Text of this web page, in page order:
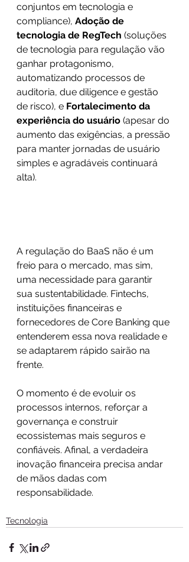
conjuntos em tecnologia e
compliance), Adoção de
tecnologia de RegTech (soluções
de tecnologia para regulação vão
ganhar protagonismo,
automatizando processos de
auditoria, due diligence e gestão
de risco), e Fortalecimento da
experiência do usuário (apesar do
aumento das exigências, a pressão
para manter jornadas de usuário
simples e agradáveis continuará
alta).
A regulação do BaaS não é um
freio para o mercado, mas sim,
uma necessidade para garantir
sua sustentabilidade. Fintechs,
instituições financeiras e
fornecedores de Core Banking que
entenderem essa nova realidade e
se adaptarem rápido sairão na
frente.
O momento é de evoluir os
processos internos, reforçar a
governança e construir
ecossistemas mais seguros e
confiáveis. Afinal, a verdadeira
inovação financeira precisa andar
de mãos dadas com
responsabilidade.
Tecnologia